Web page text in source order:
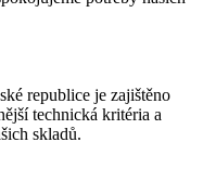
republice je zajištěno
technická kritéria a
skladů.